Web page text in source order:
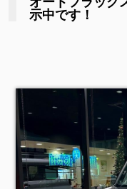
示中です！